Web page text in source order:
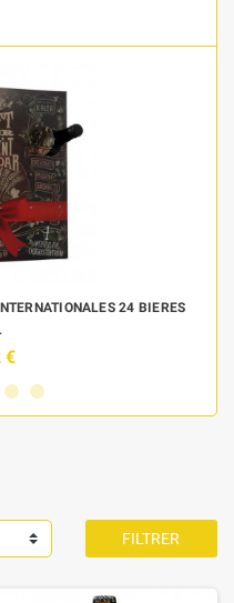
24 BIERES
€
FILTRER